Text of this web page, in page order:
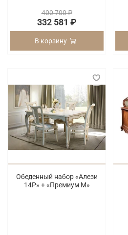
400 700 ₽
332 581 ₽
В корзину
Обеденный набор «Алези
14Р» + «Премиум М»